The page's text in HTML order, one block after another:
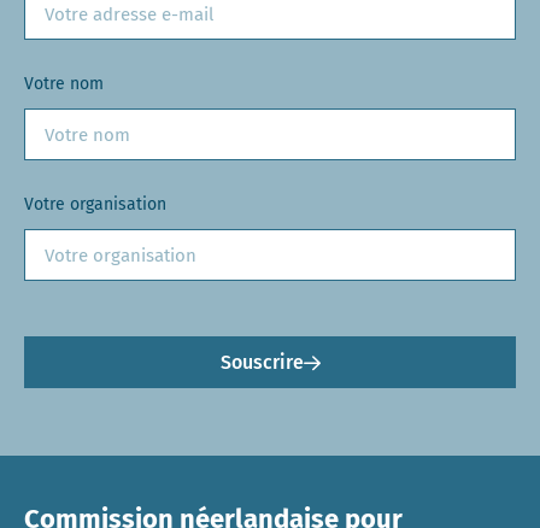
Votre nom
Votre organisation
Souscrire
Commission néerlandaise pour